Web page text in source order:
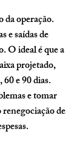
da operação.
e saídas de
O ideal é que a
projetado,
e 90 dias.
e tomar
de